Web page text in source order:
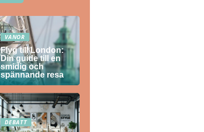
VANOR
Flyg till London:
Din guide till en
smidig och
spännande resa
DEBATT